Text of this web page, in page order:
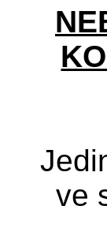
ve